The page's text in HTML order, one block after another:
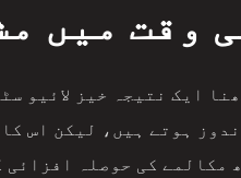
وقت میں
ایک نتیجہ خیز لائیو
ہوتے ہیں، لیکن اس کا
کی حوصلہ افزائی